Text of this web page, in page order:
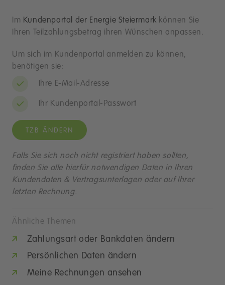
Im Kundenportal der Energie Steiermark können Sie
Ihren Teilzahlungsbetrag ihren Wünschen anpassen.
Um sich im Kundenportal anmelden zu können,
benötigen sie:
Ihre E-Mail-Adresse
Ihr Kundenportal-Passwort
TZB ÄNDERN
Falls Sie sich noch nicht registriert haben sollten,
finden Sie alle hierfür notwendigen Daten in Ihren
Kundendaten & Vertragsunterlagen oder auf Ihrer
letzten Rechnung.
Ähnliche Themen
Zahlungsart oder Bankdaten ändern
Persönlichen Daten ändern
Meine Rechnungen ansehen